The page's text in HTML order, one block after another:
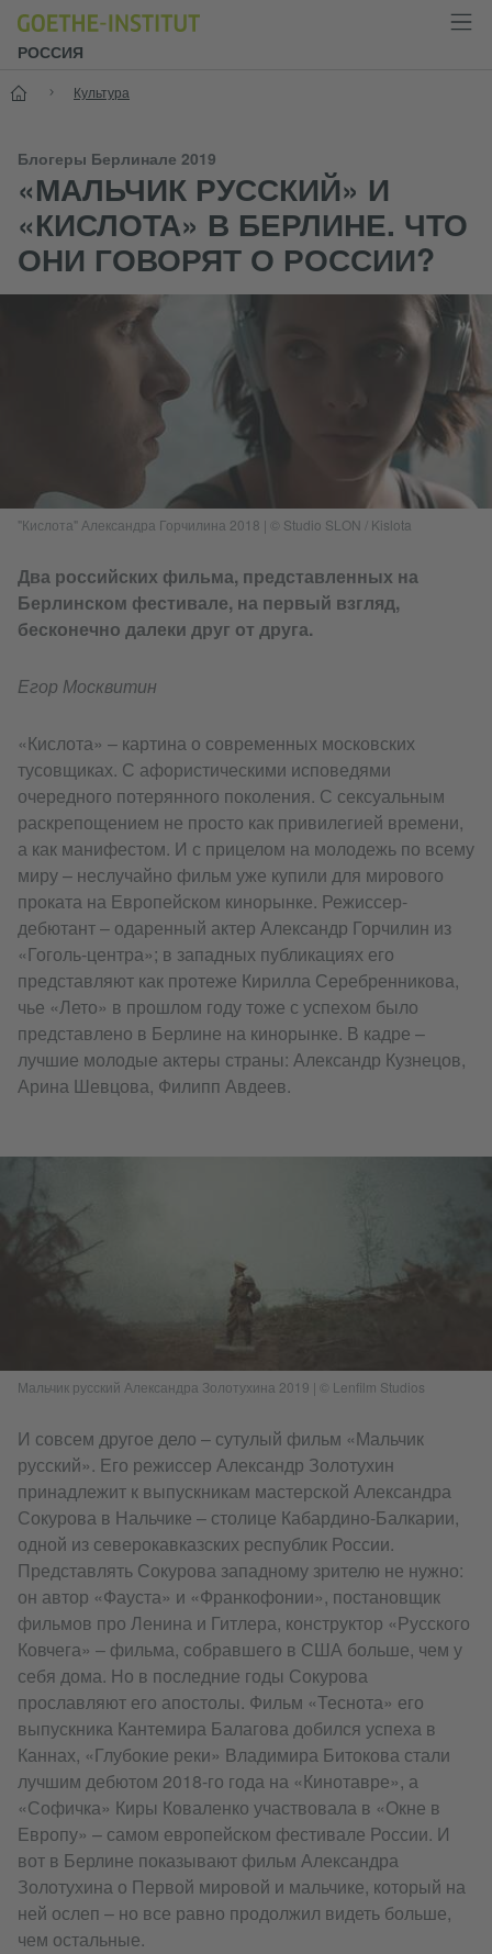
РОССИЯ
Старт
Культура
Блогеры Берлинале 2019
«МАЛЬЧИК РУССКИЙ» И
«КИСЛОТА» В БЕРЛИНЕ. ЧТО
ОНИ ГОВОРЯТ О РОССИИ?
"Кислота" Александра Горчилина 2018 | © Studio SLON / Kislota​
Два российских фильма, представленных на
Берлинском фестивале, на первый взгляд,
бесконечно далеки друг от друга.
Егор Москвитин
«Кислота» – картина о современных московских
тусовщиках. С афористическими исповедями
очередного потерянного поколения. С сексуальным
раскрепощением не просто как привилегией времени,
а как манифестом. И с прицелом на молодежь по всему
миру – неслучайно фильм уже купили для мирового
проката на Европейском кинорынке. Режиссер-
дебютант – одаренный актер Александр Горчилин из
«Гоголь-центра»; в западных публикациях его
представляют как протеже Кирилла Серебренникова,
чье «Лето» в прошлом году тоже с успехом было
представлено в Берлине на кинорынке. В кадре –
лучшие молодые актеры страны: Александр Кузнецов,
Арина Шевцова, Филипп Авдеев.
Мальчик русский Александра Золотухина 2019 | © Lenfilm Studios​
И совсем другое дело – сутулый фильм «Мальчик
русский». Его режиссер Александр Золотухин
принадлежит к выпускникам мастерской Александра
Сокурова в Нальчике – столице Кабардино-Балкарии,
одной из северокавказских республик России.
Представлять Сокурова западному зрителю не нужно:
он автор «Фауста» и «Франкофонии», постановщик
фильмов про Ленина и Гитлера, конструктор «Русского
Ковчега» – фильма, собравшего в США больше, чем у
себя дома. Но в последние годы Сокурова
прославляют его апостолы. Фильм «Теснота» его
выпускника Кантемира Балагова добился успеха в
Каннах, «Глубокие реки» Владимира Битокова стали
лучшим дебютом 2018-го года на «Кинотавре», а
«Софичка» Киры Коваленко участвовала в «Окне в
Европу» – самом европейском фестивале России. И
вот в Берлине показывают фильм Александра
Золотухина о Первой мировой и мальчике, который на
ней ослеп – но все равно продолжил видеть больше,
чем остальные.